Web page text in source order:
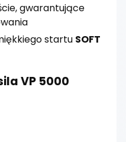
gwarantujące
startu SOFT
VP 5000